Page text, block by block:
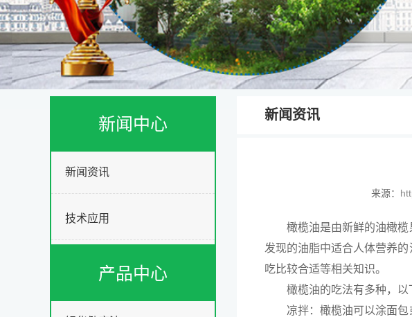
新闻中心
新闻资讯
技术应用
产品中心
新闻资讯
来源：
橄榄油是由新鲜的油橄榄
发现的油脂中适合人体营养
吃比较合适等相关知识。
橄榄油的吃法有多种，以
凉拌：橄榄油可以涂面包或